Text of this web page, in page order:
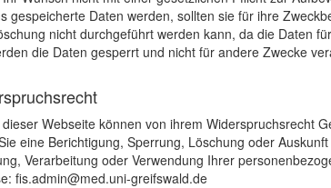
gespeicherte Daten werden, sollten sie für ihre
nicht durchgeführt werden kann, da die Daten
die Daten gesperrt und nicht für andere Zwecke
Webseite können von ihrem Widerspruchsrecht
eine Berichtigung, Sperrung, Löschung oder
Verarbeitung oder Verwendung Ihrer
fis.admin@med.uni-greifswald.de